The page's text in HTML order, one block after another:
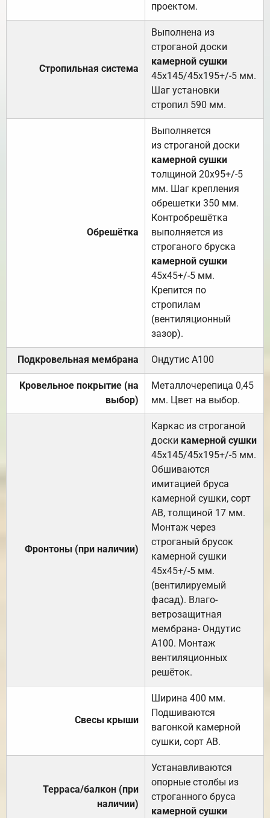
проектом.
Стропильная система
Выполнена из
строганой доски
камерной сушки
45х145/45х195+/-5 мм.
Шаг установки
стропил 590 мм.
Обрешётка
Выполняется
из строганой доски
камерной сушки
толщиной 20х95+/-5
мм. Шаг крепления
обрешетки 350 мм.
Контробрешётка
выполняется из
строганого бруска
камерной сушки
45х45+/-5 мм.
Крепится по
стропилам
(вентиляционный
зазор).
Подкровельная мембрана Ондутис А100
Кровельное покрытие (на
выбор)
Металлочерепица 0,45
мм. Цвет на выбор.
Фронтоны (при наличии)
Каркас из строганой
доски камерной сушки
45х145/45х195+/-5 мм.
Обшиваются
имитацией бруса
камерной сушки, сорт
АВ, толщиной 17 мм.
Монтаж через
строганый брусок
камерной сушки
45х45+/-5 мм.
(вентилируемый
фасад). Влаго-
ветрозащитная
мембрана- Ондутис
А100. Монтаж
вентиляционных
решёток.
Свесы крыши
Ширина 400 мм.
Подшиваются
вагонкой камерной
сушки, сорт АВ.
Терраса/балкон (при
наличии)
Устанавливаются
опорные столбы из
строганного бруса
камерной сушки